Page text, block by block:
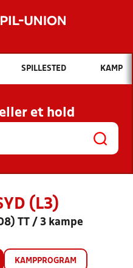
Hvad vil du søge efter?
OG NYHEDER
KLUBBER OG
SPILLESTED KAMP
et hold
(L3)
TT / 3 kampe
KAMPPROGRAM